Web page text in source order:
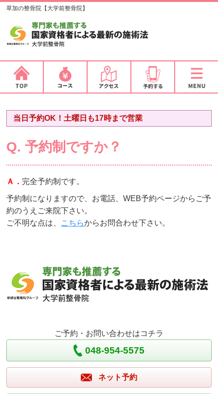
草加の整骨院【大学前整骨院】
当日予約OK！土曜日も17時まで営業
Q. 予約制ですか？
Ａ． 完全予約制です。
予約制になりますので、お電話、WEB予約ページからご予
約のうえご来院下さい。
ご不明な点は、 こちらからお問合わせ下さい。
ご予約・お問い合わせはコチラ
048-954-5575
ネット予約